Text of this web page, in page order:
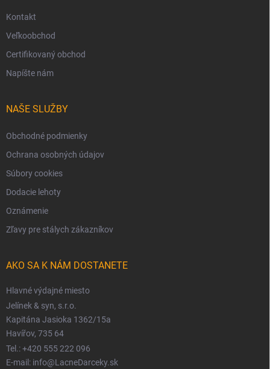
Kontakt
Veľkoobchod
Certifikovaný obchod
Napíšte nám
NAŠE SLUŽBY
Obchodné podmienky
Ochrana osobných údajov
Súbory cookies
Dodacie lehoty
Oznámenie
Zľavy pre stálych zákazníkov
AKO SA K NÁM DOSTANETE
Hlavné výdajné miesto
Jelínek & syn, s.r.o.
Kapitána Jasioka 1362/15a
Havířov, 735 64
Tel.: +420 555 222 096
E-mail: info@LacneDarceky.sk